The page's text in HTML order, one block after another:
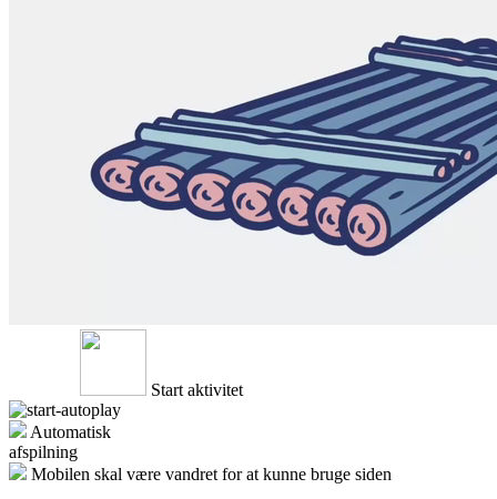
Start aktivitet
Automatisk
afspilning
Mobilen skal være vandret for at kunne bruge siden